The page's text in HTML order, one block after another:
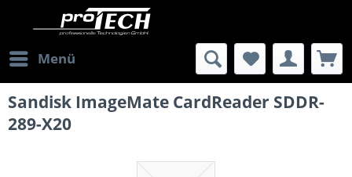
Menü
Sandisk ImageMate CardReader SDDR-
289-X20